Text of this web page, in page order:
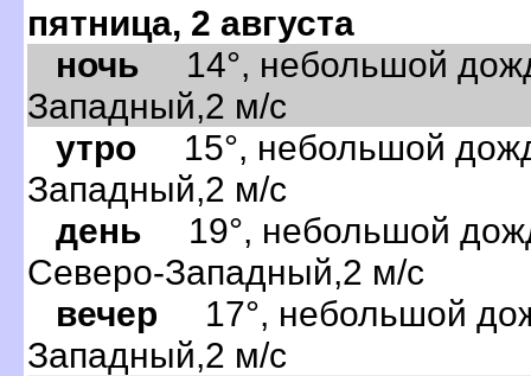
пятница, 2 августа
ночь 14°, небольшой
Западный,2 м/с
утро 15°, небольшой
Западный,2 м/с
день 19°, небольшой
Северо-Западный,2 м/с
вечер 17°, небольшой
Западный,2 м/с